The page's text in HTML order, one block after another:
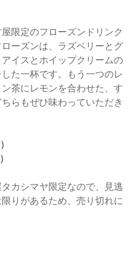
限定のフローズンドリンク
ーズンは、ラズベリーとグ
イスとホイップクリームの
た一杯です。もう一つのレ
茶にレモンを合わせた、す
らもぜひ味わっていただき
カシマヤ限定なので、見逃
りがあるため、売り切れに